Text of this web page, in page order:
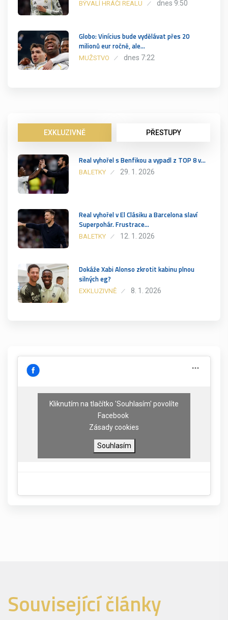
BÝVALÍ HRÁČI REALU dnes 9:50
Globo: Vinícius bude vydělávat přes 20
milionů eur ročně, ale…
MUŽSTVO dnes 7:22
EXKLUZIVNĚ PŘESTUPY
Real vyhořel s Benfikou a vypadl z TOP 8 v…
BALETKY 29. 1. 2026
Real vyhořel v El Clásiku a Barcelona slaví
Superpohár. Frustrace…
BALETKY 12. 1. 2026
Dokáže Xabi Alonso zkrotit kabinu plnou
silných eg?
EXKLUZIVNĚ 8. 1. 2026
Kliknutím na tlačítko 'Souhlasím' povolíte
Facebook
Zásady cookies
Souhlasím
Související články